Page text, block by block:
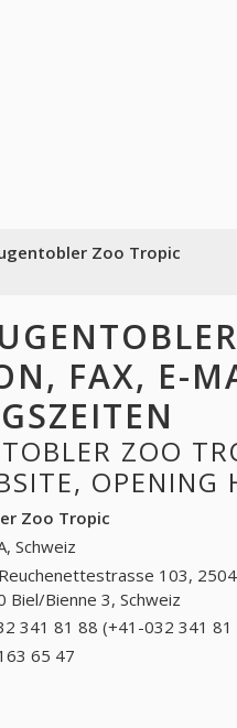
Zoo Tropic
FAX, E-
ZOO
OPENING
Zoo Tropic
Schweiz
Reuchenettestrasse 103,
Biel/Bienne 3, Schweiz
341 81 88 (+41-032 341 81
65 47